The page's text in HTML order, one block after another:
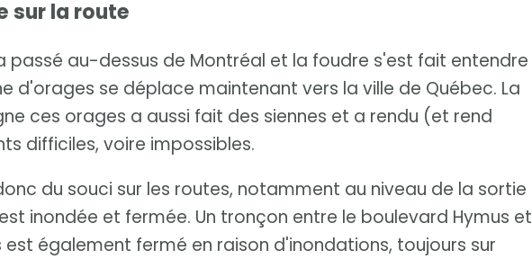
sur la route
passé au-dessus de Montréal et la foudre s'est fait entendre
d'orages se déplace maintenant vers la ville de Québec. La
ces orages a aussi fait des siennes et a rendu (et rend
difficiles, voire impossibles.
du souci sur les routes, notamment au niveau de la sortie
inondée et fermée. Un tronçon entre le boulevard Hymus et
également fermé en raison d'inondations, toujours sur